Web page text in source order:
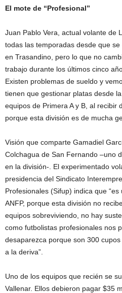
El mote de “Profesional”
Juan Pablo Vera, actual volante de
todas las temporadas desde que
en Trasandino, pero lo que no
trabajo durante los últimos cinco
Existen problemas de sueldo y
tienen que gestionar platas desde
equipos de Primera A y B, al recibir
porque esta división es de mucha
Visión que comparte Gamadiel
Colchagua de San Fernando –uno
en la división-. El experimentado
presidencia del Sindicato
Profesionales (Sifup) indica que
ANFP, porque esta división no
equipos sobreviviendo, no hay
como futbolistas profesionales nos
desaparezca porque son 300
a la deriva”.
Uno de los equipos que recién se
Vallenar. Ellos debieron pagar $35